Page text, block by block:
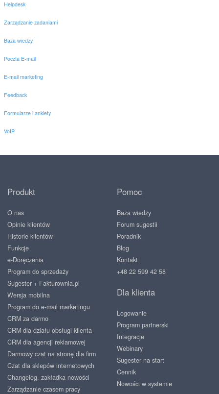
Helpdesk
Zarządzanie zadaniami
Baza wiedzy
Poczta E-mail
E-mail marketing
Feedback
Formularze i ankiety
VoIP
Produkt
O nas
Opinie klientów
Historie klientów
Funkcje
e-Doręczenia
Program do sprzedaży
Sugester + Fakturownia.pl
Wersja mobilna
Program do e-mail marketingu
CRM za darmo
CRM dla działu obsługi klienta
CRM dla agencji reklamowej
Darmowy czat na stronę dla firm
Czat dla sklepów internetowych
Changelog, zakładka nowości
Zarządzanie czasem pracy
Pomoc
Baza wiedzy
Forum sugestii
Poradnik
Blog
Kontakt
+48 22 599 42 58
Dla klienta
Logowanie
Program partnerski
Integracje
Webinary
Sugester na start
Cennik
Nowości w systemie